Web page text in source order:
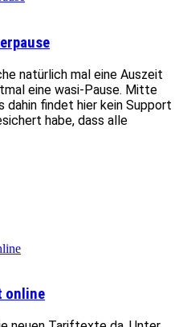
natürlich mal eine Auszeit
eine wasi-Pause. Mitte
dahin findet hier kein Support
habe, dass alle
online